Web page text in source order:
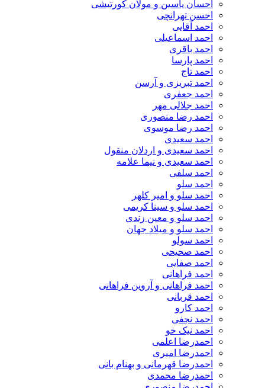
احسان یاسین و مولان کورتیشی
احسن تهرانچی
احمد آقایی
احمد اسماعیلی
احمد باقری
احمد پارسا
احمد تاج
احمد تبریزی و آرسن
احمد جعفری
احمد جلالی مهر
احمد رضا منصوری
احمد رضا موسوی
احمد سعیدی
احمد سعیدی و اردلان منقول
احمد سعیدی و نیما علامه
احمد سلفی
احمد سلو
احمد سلو و امیر کلهر
احمد سلو و سینا کریمی
احمد سلو و معین زندی
احمد سلو و میلاد جهان
احمد سولو
احمد صحیحی
احمد صفایی
احمد فراهانی
احمد فراهانی و آروین فراهانی
احمد قربانی
احمد کارو
احمد نجفی
احمد نیک خو
احمدرضا اعلمی
احمدرضا امیری
احمدرضا قهرمانی و بهنام بانی
احمدرضا محمدی